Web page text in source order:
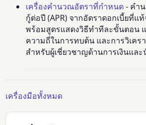
เครื่องคำนวณอัตราที่กำหนด- คำ
กู้ต่อปี (APR) จากอัตราดอกเบี้ยที่แท้
พร้อมสูตรแสดงวิธีทำทีละขั้นตอน
ความถี่ในการทบต้น และการวิเคร
สำหรับผู้เชี่ยวชาญด้านการเงินแล
เครื่องมือทั้งหมด